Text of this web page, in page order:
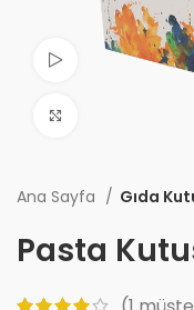
Videoyu izle
Ana Sayfa Gıda
Pasta